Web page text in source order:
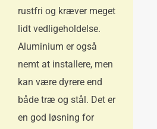
rustfri og kræver meget
lidt vedligeholdelse.
Aluminium er også
nemt at installere, men
kan være dyrere end
både træ og stål. Det er
en god løsning for